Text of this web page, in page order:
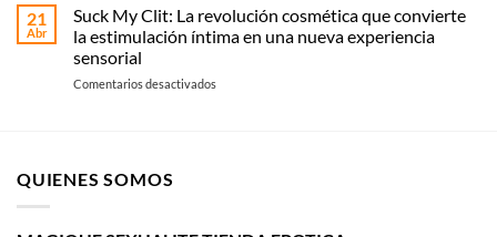
Sexualité
tipo
historia
Womanizer
al
21
Abr
Suck My Clit: La revolución cosmética que convierte
la estimulación íntima en una nueva experiencia
sensorial
Comentarios desactivadosen
convierte
QUIENES SOMOS